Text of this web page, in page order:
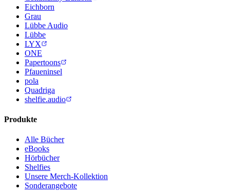
Eichborn
Grau
Lübbe Audio
Lübbe
LYX
ONE
Papertoons
Pfaueninsel
pola
Quadriga
shelfie.audio
Produkte
Alle Bücher
eBooks
Hörbücher
Shelfies
Unsere Merch-Kollektion
Sonderangebote